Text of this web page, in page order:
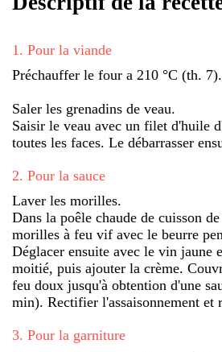
1 . Pour la viande
Préchauffer le four a 210 °C (th. 7).
Saler les grenadins de veau.
Saisir le veau avec un filet d'huile
toutes les faces. Le débarrasser
2. Pour la sauce
Laver les morilles.
Dans la poêle chaude de cuisson
morilles à feu vif avec le beurre
Déglacer ensuite avec le vin jaune
moitié, puis ajouter la crème.
feu doux jusqu'à obtention d'une
min). Rectifier l'assaisonnement et
3. Pour la garniture